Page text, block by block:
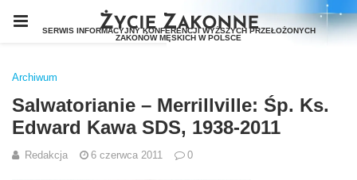
Archiwum
Salwatorianie – Merrillville: Śp. Ks.
Edward Kawa SDS, 1938-2011
Redakcja 6 czerwca 2011 0